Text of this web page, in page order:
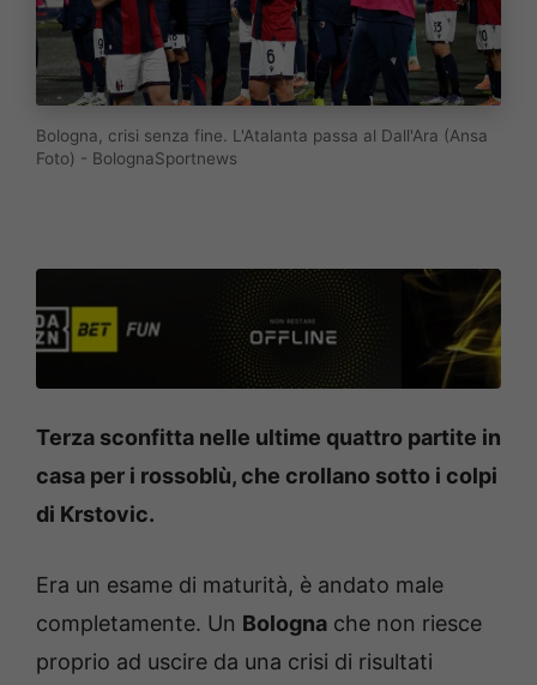
Bologna, crisi senza fine. L'Atalanta passa al Dall'Ara (Ansa
Foto) - BolognaSportnews
Terza sconfitta nelle ultime quattro partite in
casa per i rossoblù, che crollano sotto i colpi
di Krstovic.
Era un esame di maturità, è andato male
completamente. Un Bologna che non riesce
proprio ad uscire da una crisi di risultati